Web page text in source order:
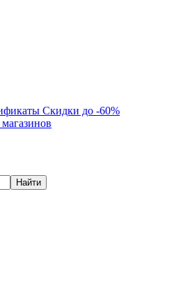
Скидки до -60%
Найти